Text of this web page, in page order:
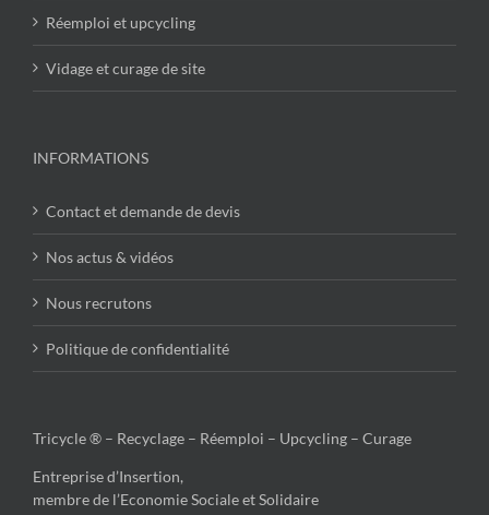
Réemploi et upcycling
Vidage et curage de site
INFORMATIONS
Contact et demande de devis
Nos actus & vidéos
Nous recrutons
Politique de confidentialité
Tricycle ® – Recyclage – Réemploi – Upcycling – Curage
Entreprise d’Insertion,
membre de l’Economie Sociale et Solidaire